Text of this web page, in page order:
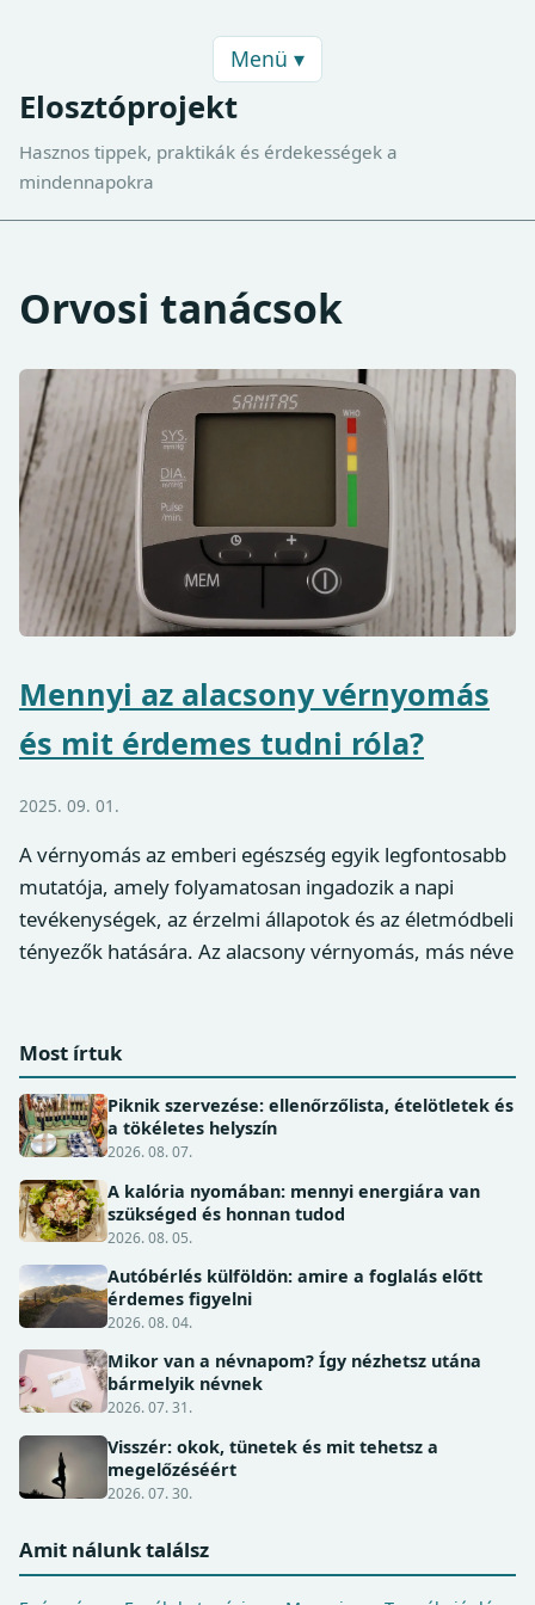
Menü ▾
Elosztóprojekt
Hasznos tippek, praktikák és érdekességek a
mindennapokra
Orvosi tanácsok
Mennyi az alacsony vérnyomás
és mit érdemes tudni róla?
2025. 09. 01.
A vérnyomás az emberi egészség egyik legfontosabb
mutatója, amely folyamatosan ingadozik a napi
tevékenységek, az érzelmi állapotok és az életmódbeli
tényezők hatására. Az alacsony vérnyomás, más néve
Most írtuk
Piknik szervezése: ellenőrzőlista, ételötletek és
a tökéletes helyszín
2026. 08. 07.
A kalória nyomában: mennyi energiára van
szükséged és honnan tudod
2026. 08. 05.
Autóbérlés külföldön: amire a foglalás előtt
érdemes figyelni
2026. 08. 04.
Mikor van a névnapom? Így nézhetsz utána
bármelyik névnek
2026. 07. 31.
Visszér: okok, tünetek és mit tehetsz a
megelőzéséért
2026. 07. 30.
Amit nálunk találsz